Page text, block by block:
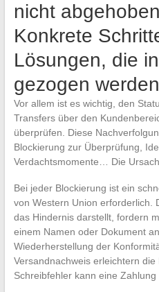
nicht
Konkrete
Lösungen, die
gezogen
Vor allem ist es wichtig, den
Transfers über den
überprüfen. Diese
Blockierung zur Überprüfung,
Verdachtsmomente… Die
Bei jeder Blockierung ist ein
von Western Union erforderlich.
das Hindernis darstellt, fordern
einem Namen oder Dokument
Wiederherstellung der
Versandnachweis erleichtern
Schreibfehler kann eine Zahlung